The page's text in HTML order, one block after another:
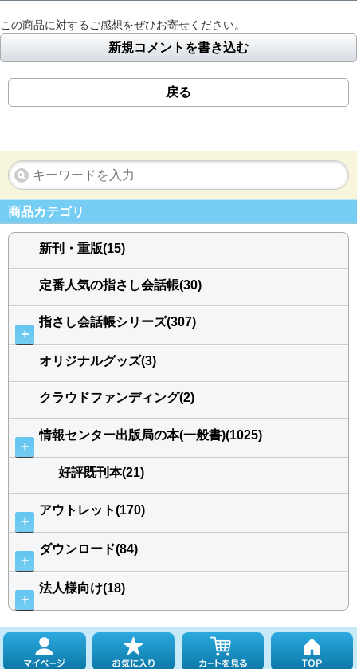
この商品に対するご感想をぜひお寄せください。
新規コメントを書き込む
戻る
商品カテゴリ
新刊・重版(15)
定番人気の指さし会話帳(30)
＋
指さし会話帳シリーズ(307)
オリジナルグッズ(3)
クラウドファンディング(2)
＋
情報センター出版局の本(一般書)(1025)
好評既刊本(21)
＋
アウトレット(170)
＋
ダウンロード(84)
＋
法人様向け(18)